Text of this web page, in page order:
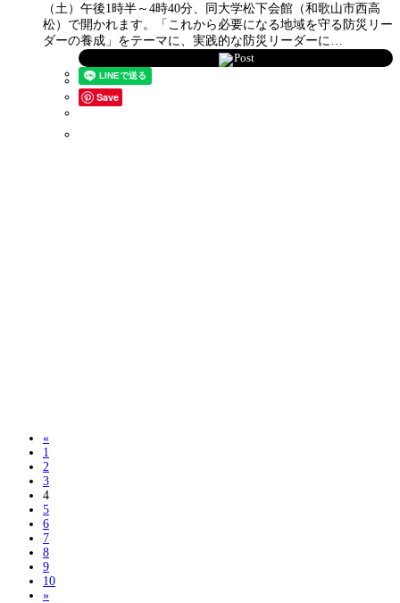
（土）午後1時半～4時40分、同大学松下会館（和歌山市西高
松）で開かれます。「これから必要になる地域を守る防災リー
ダーの養成」をテーマに、実践的な防災リーダーに…
Post
Save
«
1
2
3
4
5
6
7
8
9
10
»